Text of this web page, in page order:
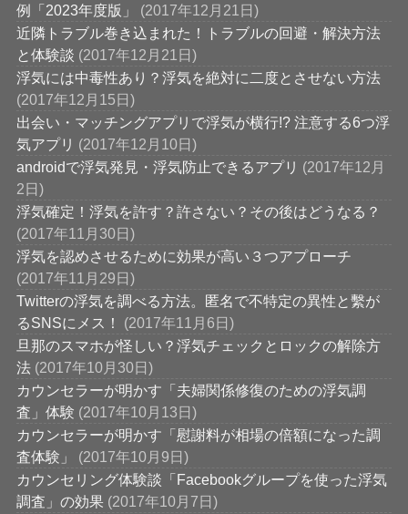
例「2023年度版」
(2017年12月21日)
近隣トラブル巻き込まれた！トラブルの回避・解決方法
と体験談 (2017年12月21日)
浮気には中毒性あり？浮気を絶対に二度とさせない方法
(2017年12月15日)
出会い・マッチングアプリで浮気が横行!? 注意する6つ浮
気アプリ (2017年12月10日)
androidで浮気発見・浮気防止できるアプリ (2017年12月
2日)
浮気確定！浮気を許す？許さない？その後はどうなる？
(2017年11月30日)
浮気を認めさせるために効果が高い３つアプローチ
(2017年11月29日)
Twitterの浮気を調べる方法。匿名で不特定の異性と繫が
るSNSにメス！
(2017年11月6日)
旦那のスマホが怪しい？浮気チェックとロックの解除方
法 (2017年10月30日)
カウンセラーが明かす「夫婦関係修復のための浮気調
査」体験 (2017年10月13日)
カウンセラーが明かす「慰謝料が相場の倍額になった調
査体験」
(2017年10月9日)
カウンセリング体験談「Facebookグループを使った浮気
調査」の効果 (2017年10月7日)